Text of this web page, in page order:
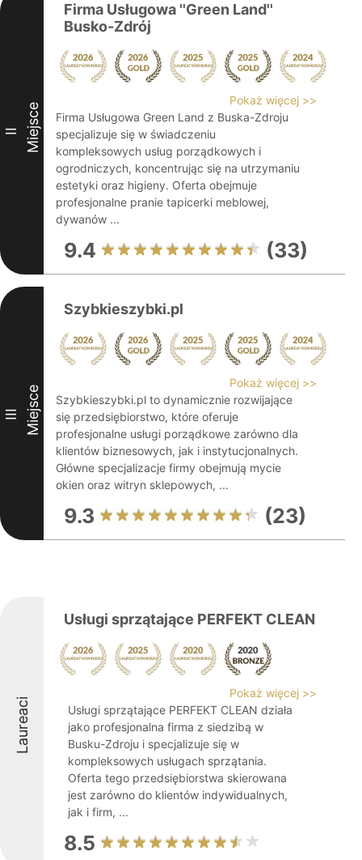
II Miejsce
Firma Usługowa ''Green Land''
Busko-Zdrój
Pokaż więcej >>
Firma Usługowa Green Land z Buska-Zdroju
specjalizuje się w świadczeniu
kompleksowych usług porządkowych i
ogrodniczych, koncentrując się na utrzymaniu
estetyki oraz higieny. Oferta obejmuje
profesjonalne pranie tapicerki meblowej,
dywanów ...
9.4 (33)
III Miejsce
Szybkieszybki.pl
Pokaż więcej >>
Szybkieszybki.pl to dynamicznie rozwijające
się przedsiębiorstwo, które oferuje
profesjonalne usługi porządkowe zarówno dla
klientów biznesowych, jak i instytucjonalnych.
Główne specjalizacje firmy obejmują mycie
okien oraz witryn sklepowych, ...
9.3 (23)
Laureaci
Usługi sprzątające PERFEKT CLEAN
Pokaż więcej >>
Usługi sprzątające PERFEKT CLEAN działa
jako profesjonalna firma z siedzibą w
Busku-Zdroju i specjalizuje się w
kompleksowych usługach sprzątania.
Oferta tego przedsiębiorstwa skierowana
jest zarówno do klientów indywidualnych,
jak i firm, ...
8.5